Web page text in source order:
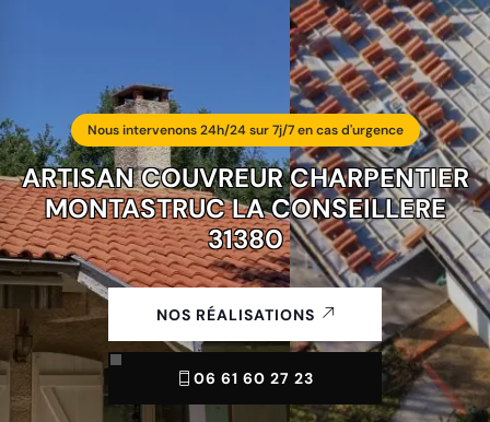
Nous intervenons 24h/24 sur 7j/7 en cas d'urgence
ARTISAN COUVREUR CHARPENTIER
MONTASTRUC LA CONSEILLERE
31380
NOS RÉALISATIONS
06 61 60 27 23